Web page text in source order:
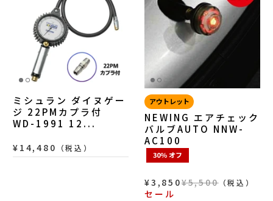
ミシュラン ダイヌゲー
ジ 22PMカプラ付
WD-1991 12...
¥14,480 （税込）
アウトレット
NEWING エアチェック
バルブAUTO NNW-
AC100
30％ オフ
¥3,850¥5,500（税込）
セール